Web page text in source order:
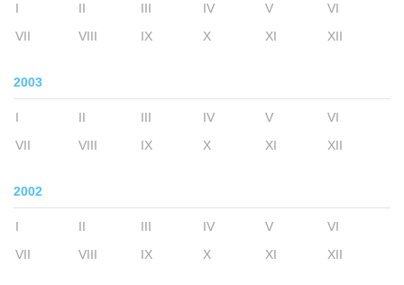
I II III IV V
VI
VII
VIII IX X XI XII
2003
I II III IV V
VI
VII
VIII IX X XI XII
2002
I II III IV V
VI
VII
VIII IX X XI XII